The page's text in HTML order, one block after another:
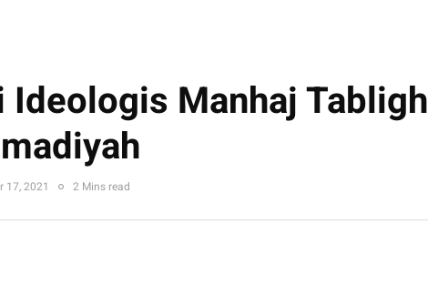
Ideologis Manhaj Tabligh
17, 2021 2 Mins read